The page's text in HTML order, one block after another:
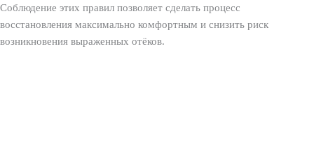
Соблюдение этих правил позволяет сделать процесс
восстановления максимально комфортным и снизить риск
возникновения выраженных отёков.